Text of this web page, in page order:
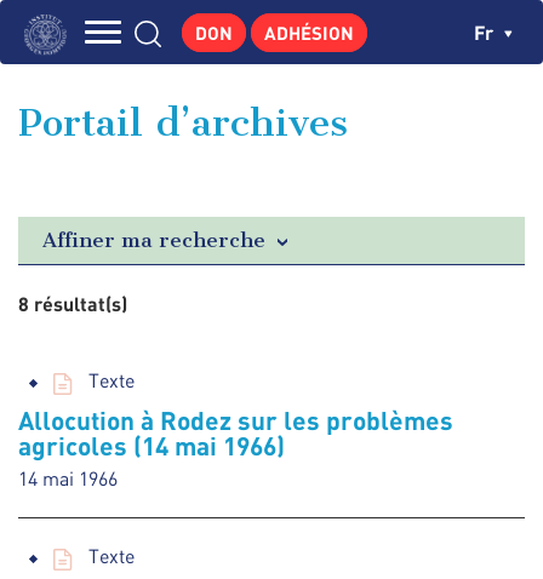
Aller
principale
GEORGES POMPIDOU
PUBLICATIONS
ACTUALITÉS
DON ADHÉSION Fr
Portail d’archives
Affiner ma recherche
8 résultat(s)
Texte
Allocution à Rodez sur les problèmes
agricoles (14 mai 1966)
14 mai 1966
Texte
Panneau de gestion des cookies